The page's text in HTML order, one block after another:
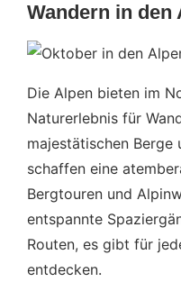
Wandern in den
Die Alpen bieten im
Naturerlebnis für
majestätischen
schaffen eine
Bergtouren und
entspannte
Routen, es gibt für
entdecken.